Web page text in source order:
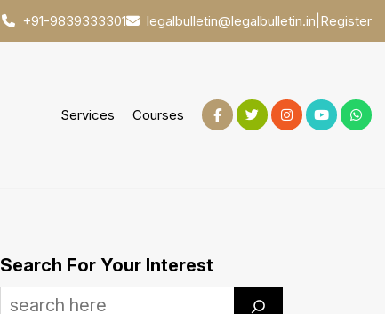
+91-9839333301 legalbulletin@legalbulletin.in Register
Services Courses
Search For Your Interest